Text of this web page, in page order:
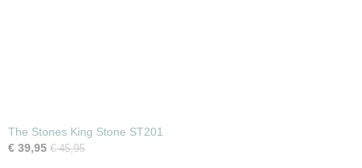
The Stones King Stone ST201
€ 39,95 € 45,95